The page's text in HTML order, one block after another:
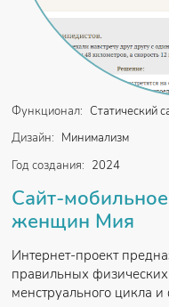
Функционал: Статический
Дизайн: Минимализм
Год создания: 2024
Сайт-
женщин Мия
Интернет-проект
правильных
менструального цикла